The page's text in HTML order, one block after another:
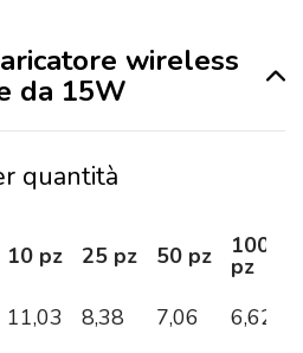
wireless
da 15W
quantità
10 pz 25 pz 50 pz 100
pz
11,03 8,38 7,06 6,62